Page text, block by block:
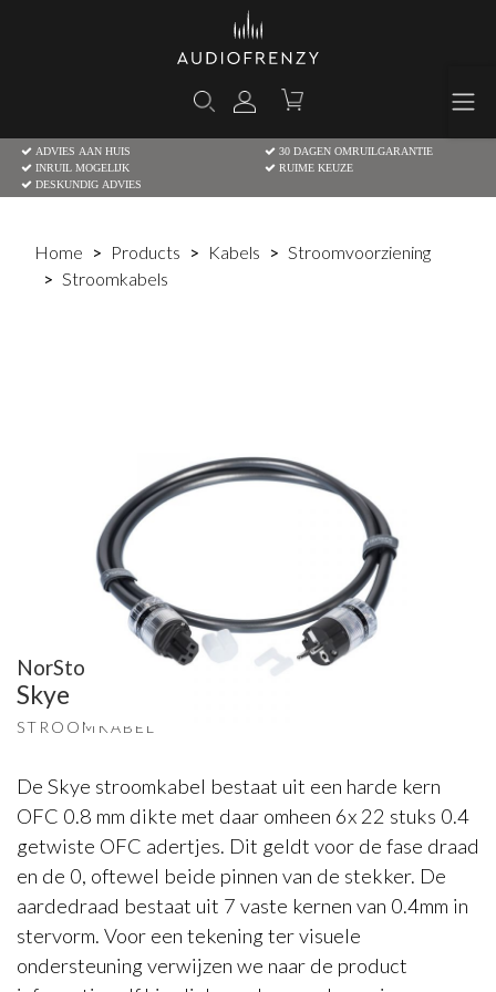
ADVIES AAN HUIS
30 DAGEN OMRUILGARANTIE
INRUIL MOGELIJK
RUIME KEUZE
DESKUNDIG ADVIES
Home Products Kabels
Stroomvoorziening
Stroomkabels
NorStone
Skye
STROOMKABEL
De Skye stroomkabel bestaat uit een harde kern
OFC 0.8 mm dikte met daar omheen 6x 22 stuks 0.4
getwiste OFC adertjes. Dit geldt voor de fase draad
en de 0, oftewel beide pinnen van de stekker. De
aardedraad bestaat uit 7 vaste kernen van 0.4mm in
stervorm. Voor een tekening ter visuele
ondersteuning verwijzen we naar de product